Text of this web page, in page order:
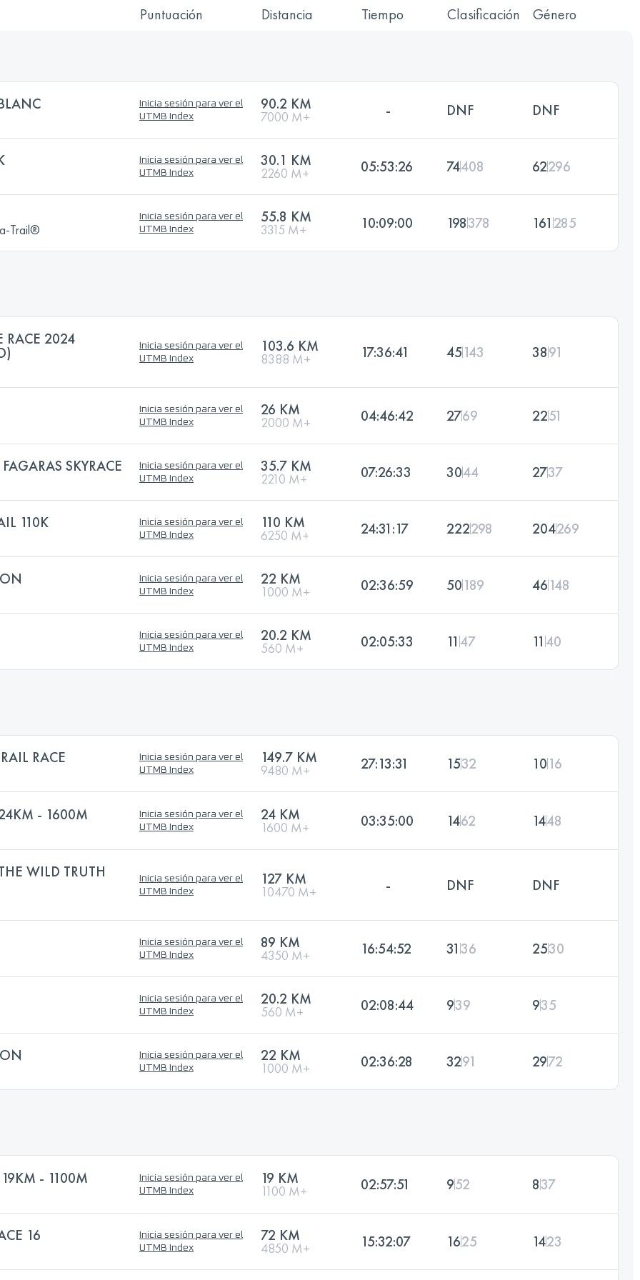
Puntuación Distancia Tiempo Clasificación Género
Inicia sesión para ver el
UTMB Index
90.2 KM
7000 M+ - DNF DNF
Inicia sesión para ver el
UTMB Index
30.1 KM
2260 M+ 05:53:26 74408 62296
Trail®
Inicia sesión para ver el
UTMB Index
55.8 KM
3315 M+ 10:09:00 198378 161 285
RACE 2024
Inicia sesión para ver el
UTMB Index
103.6 KM
8388 M+ 17:36:41 45143 3891
Inicia sesión para ver el
UTMB Index
26 KM
2000 M+ 04:46:42 2769 2251
SKYRACE
Inicia sesión para ver el
UTMB Index
35.7 KM
2210 M+ 07:26:33 3044 2737
110K
Inicia sesión para ver el
UTMB Index
110 KM
6250 M+ 24:31:17 222298 204269
Inicia sesión para ver el
UTMB Index
22 KM
1000 M+ 02:36:59 50189 46148
Inicia sesión para ver el
UTMB Index
20.2 KM
560 M+ 02:05:33 11 47 11 40
RACE
Inicia sesión para ver el
UTMB Index
149.7 KM
9480 M+ 27:13:31 1532 1016
- 1600M
Inicia sesión para ver el
UTMB Index
24 KM
1600 M+ 03:35:00 1462 1448
WILD TRUTH
Inicia sesión para ver el
UTMB Index
127 KM
10470 M+ - DNF DNF
Inicia sesión para ver el
UTMB Index
89 KM
4350 M+ 16:54:52 3136 2530
Inicia sesión para ver el
UTMB Index
20.2 KM
560 M+ 02:08:44 939 935
Inicia sesión para ver el
UTMB Index
22 KM
1000 M+ 02:36:28 3291 2972
- 1100M
Inicia sesión para ver el
UTMB Index
19 KM
1100 M+ 02:57:51 952 837
16
Inicia sesión para ver el
UTMB Index
72 KM
4850 M+ 15:32:07 1625 1423